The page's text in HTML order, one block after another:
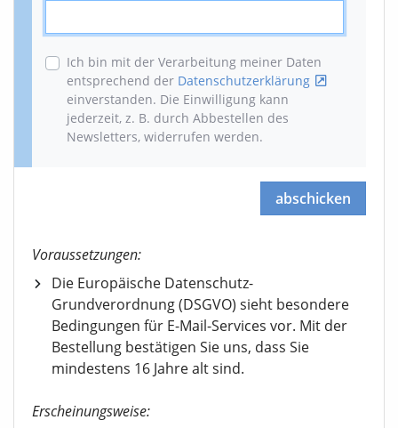
Ich bin mit der Verarbeitung meiner Daten
entsprechend der Datenschutzerklärung
einverstanden. Die Einwilligung kann
jederzeit, z. B. durch Abbestellen des
Newsletters, widerrufen werden.
abschicken
Voraussetzungen:
Die Europäische Datenschutz-
Grundverordnung (DSGVO) sieht besondere
Bedingungen für E-Mail-Services vor. Mit der
Bestellung bestätigen Sie uns, dass Sie
mindestens 16 Jahre alt sind.
Erscheinungsweise: